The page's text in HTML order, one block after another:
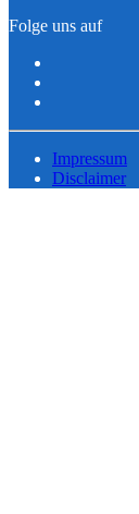
Folge uns auf
Impressum
Disclaimer